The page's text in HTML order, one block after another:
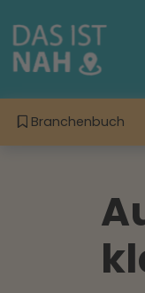
Branchenbuch